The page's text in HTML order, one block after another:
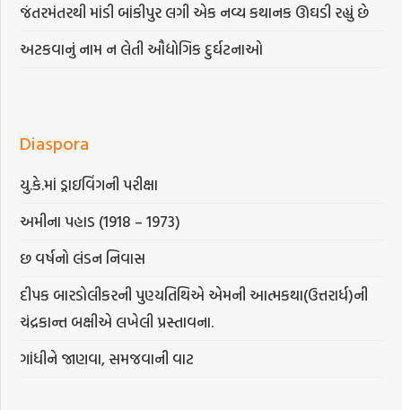
જંતરમંતરથી માંડી બાંકીપુર લગી એક નવ્ય કથાનક ઊઘડી રહ્યું છે
અટકવાનું નામ ન લેતી ઔદ્યોગિક દુર્ઘટનાઓ
Diaspora
યુ.કે.માં ડ્રાઇવિંગની પરીક્ષા
અમીના પહાડ (1918 – 1973)
છ વર્ષનો લંડન નિવાસ
દીપક બારડોલીકરની પુણ્યતિથિએ એમની આત્મકથા(ઉત્તરાર્ધ)ની
ચંદ્રકાન્ત બક્ષીએ લખેલી પ્રસ્તાવના.
ગાંધીને જાણવા, સમજવાની વાટ